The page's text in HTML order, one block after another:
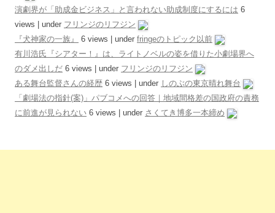
演劇界が「助成金ビジネス」と言われない助成制度にするには 6
views
under フリンジのリフジン
『犬神家の一族』
6 views under fringeのトピック以前
有川浩氏『シアター！』は、ライトノベルの姿を借りた小劇場界へ
のダメ出しだ 6 views under フリンジのリフジン
ある舞台監督さんの経歴 6 views under しのぶの東京晴れ舞台
「劇場法の指針(案)」パブコメへの回答｜地域間格差の国政府の責務
に前進が見られない 6 views under さくてき博多一本締め